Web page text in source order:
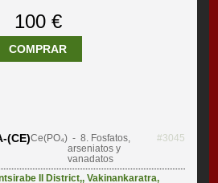
100 €
COMPRAR
(CE)Ce(PO₄) - 8. Fosfatos,
arseniatos y
vanadatos
#3045
II District,,Vakinankaratra,